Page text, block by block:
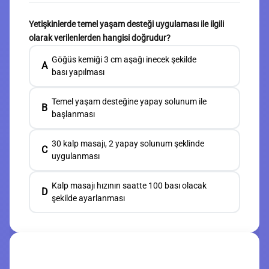
Yetişkinlerde temel yaşam desteği uygulaması ile ilgili
olarak verilenlerden hangisi doğrudur?
A
Göğüs kemiği 3 cm aşağı inecek şekilde
bası yapılması
B
Temel yaşam desteğine yapay solunum ile
başlanması
C
30 kalp masajı, 2 yapay solunum şeklinde
uygulanması
D
Kalp masajı hızının saatte 100 bası olacak
şekilde ayarlanması